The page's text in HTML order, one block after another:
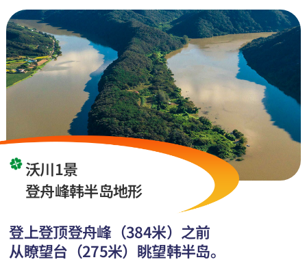
沃川1景
登舟峰韩半岛地形
登上登顶登舟峰（384米）之前
从瞭望台（275米）眺望韩半岛。